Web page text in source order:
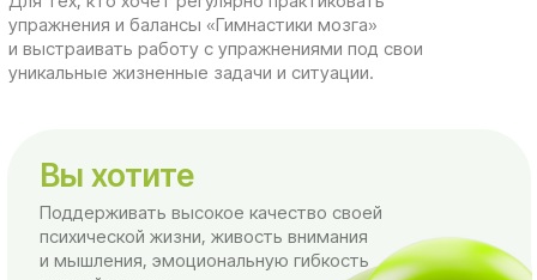
Поддерживать высокое качество своей
Вы хотите